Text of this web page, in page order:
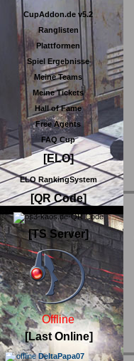
CupAddon.de v5.2
Ranglisten
Plattformen
Spiel Ergebnisse
Meine Teams
Meine Tickets
Hall of Fame
Free Agents
FAQ Cup
[ELO]
ELO RankingSystem
[QR Code]
[TS Server]
Offline
[Last Online]
DeltaPapa07